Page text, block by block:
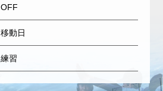
OFF
移動日
練習